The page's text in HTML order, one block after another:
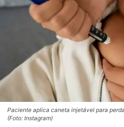
Paciente aplica caneta injetável para
(Foto: Instagram)